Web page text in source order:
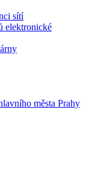
sítí
elektronické
města Prahy